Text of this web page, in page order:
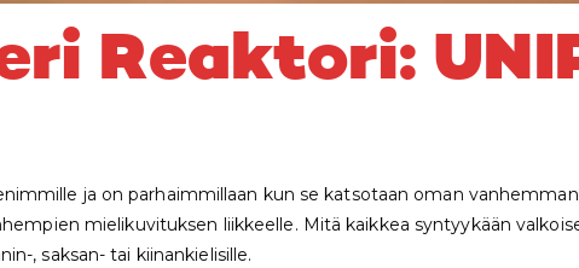
Reaktori:
ja on parhaimmillaan kun se katsotaan oman
mielikuvituksen liikkeelle. Mitä kaikkea syntyykään
, saksan- tai kiinankielisille.